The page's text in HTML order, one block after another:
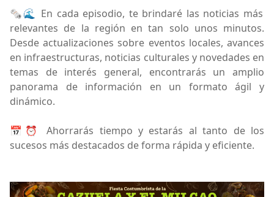
🗞️🌊 En cada episodio, te brindaré las noticias más
relevantes de la región en tan solo unos minutos.
Desde actualizaciones sobre eventos locales, avances
en infraestructuras, noticias culturales y novedades en
temas de interés general, encontrarás un amplio
panorama de información en un formato ágil y
dinámico.
📅⏰ Ahorrarás tiempo y estarás al tanto de los
sucesos más destacados de forma rápida y eficiente.